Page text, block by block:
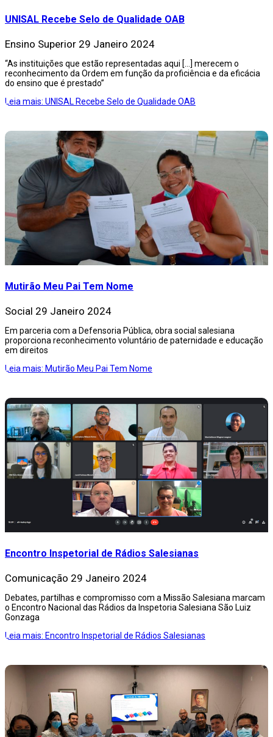
UNISAL Recebe Selo de Qualidade OAB
Ensino Superior 29 Janeiro 2024
“As instituições que estão representadas aqui [...] merecem o
reconhecimento da Ordem em função da proficiência e da eficácia
do ensino que é prestado”
Leia mais: UNISAL Recebe Selo de Qualidade OAB
Mutirão Meu Pai Tem Nome
Social 29 Janeiro 2024
Em parceria com a Defensoria Pública, obra social salesiana
proporciona reconhecimento voluntário de paternidade e educação
em direitos
Leia mais: Mutirão Meu Pai Tem Nome
Encontro Inspetorial de Rádios Salesianas
Comunicação 29 Janeiro 2024
Debates, partilhas e compromisso com a Missão Salesiana marcam
o Encontro Nacional das Rádios da Inspetoria Salesiana São Luiz
Gonzaga
Leia mais: Encontro Inspetorial de Rádios Salesianas